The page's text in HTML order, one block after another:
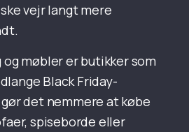
vejr langt mere
møbler er butikker som
Black Friday-
det nemmere at købe
spiseborde eller